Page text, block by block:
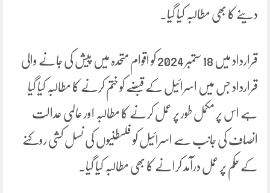
دینے کا بھی مطالبہ کیا گیا۔
قرارداد میں 18 ستمبر 2024 کو اقوام متحدہ میں پیش کی جانے والی
قرارداد جس میں اسرائیل کے قبضے کو ختم کرنے کا مطالبہ کیا گیا
ہے اس پر مکمل طور پر عمل کرنے کا مطالبہ اور عالمی عدالت
انصاف کی جانب سے اسرائیل کو فلسطنیوں کی نسل کشی روکنے
کے حکم پر عمل درآمد کرانے کا بھی مطالبہ کیا گیا۔